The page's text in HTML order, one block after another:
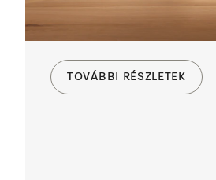
TOVÁBBI RÉSZLETEK